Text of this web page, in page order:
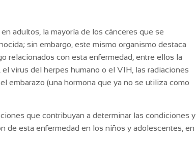
adultos, la mayoría de los cánceres que se
sin embargo, este mismo organismo destaca
relacionados con esta enfermedad, entre ellos la
virus del herpes humano o el VIH, las radiaciones
embarazo (una hormona que ya no se utiliza como
que contribuyan a determinar las condiciones y
de esta enfermedad en los niños y adolescentes, en